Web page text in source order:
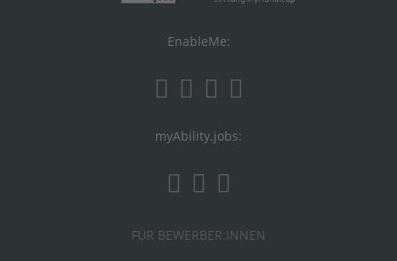
EnableMe:
myAbility.jobs:
FÜR BEWERBER:INNEN